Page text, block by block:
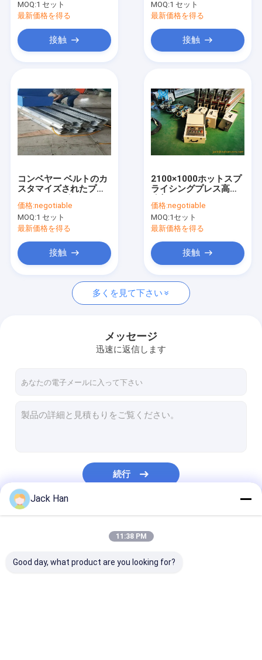
プロダクト
私達について
工場旅行
私達に連絡しなさい
ニュース
引用を要求しなさい
コンベヤー ベルトの加硫装置
コンベヤー ベルトの加硫装置
コンベヤー ベルトの加硫の出版物
コンベヤー ベルトのスプライスの部品
MOQ:1 セット
最新価格を得る
接触
MOQ:1 セット
最新価格を得る
接触
コンベヤー ベルトのカ
スタマイズされたプラ
タイプ熱い加硫機械
価格:negotiable
MOQ:1 セット
最新価格を得る
接触
2100×1000ホットスプ
ライシングプレス高速
加硫機接合機
価格:negotiable
MOQ:1セット
最新価格を得る
接触
多くを見て下さい
メッセージ
迅速に返信します
続行
Jack Han
11:38 PM
Good day, what product are you looking for?